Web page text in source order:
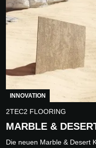
INNOVATION
2TEC2 FLOORING
MARBLE &
Die neuen Marble & Desert